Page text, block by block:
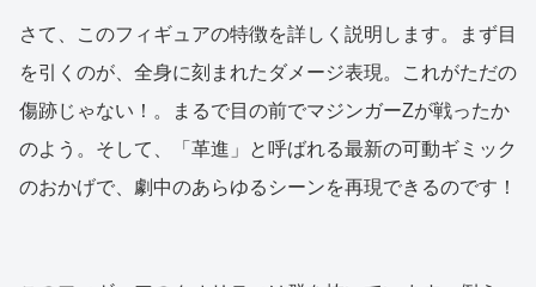
さて、このフィギュアの特徴を詳しく説明します。まず目
を引くのが、全身に刻まれたダメージ表現。これがただの
傷跡じゃない！。まるで目の前でマジンガーZが戦ったか
のよう。そして、「革進」と呼ばれる最新の可動ギミック
のおかげで、劇中のあらゆるシーンを再現できるのです！